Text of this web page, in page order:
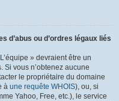
d’abus ou d’ordres légaux liés
» devraient être un
Si vous n’obtenez aucune
le propriétaire du domaine
à une requête WHOIS), ou, si
Yahoo, Free, etc.), le service